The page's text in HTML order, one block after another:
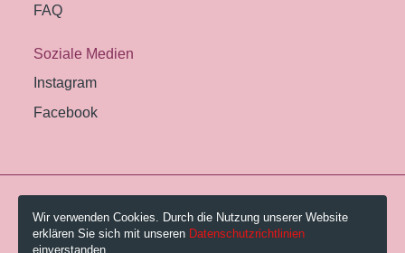
FAQ
Soziale Medien
Instagram
Facebook
© 2026 Pestalozzi-Bibliothek Zürich.
Impressum
Wir verwenden Cookies. Durch die Nutzung unserer Website
erklären Sie sich mit unseren Datenschutzrichtlinien
einverstanden.